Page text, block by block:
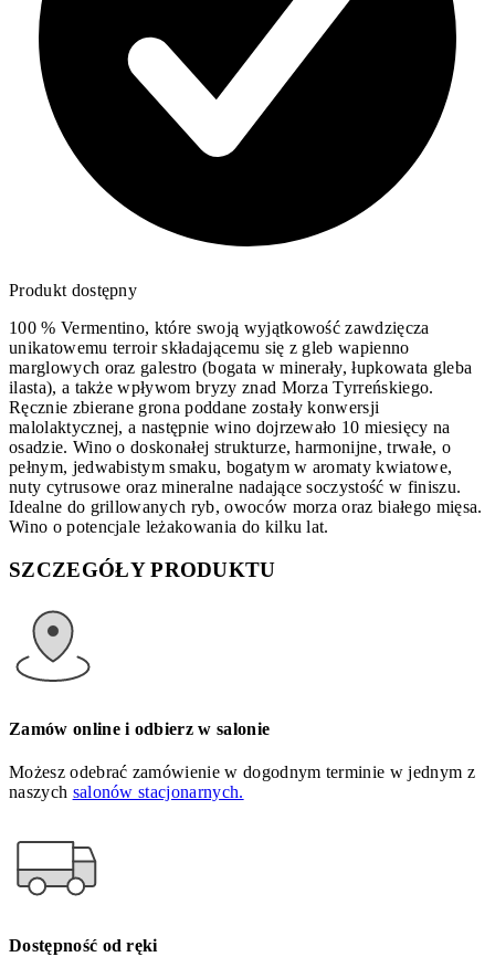
Produkt dostępny
100 % Vermentino, które swoją wyjątkowość zawdzięcza
unikatowemu terroir składającemu się z gleb wapienno
marglowych oraz galestro (bogata w minerały, łupkowata gleba
ilasta), a także wpływom bryzy znad Morza Tyrreńskiego.
Ręcznie zbierane grona poddane zostały konwersji
malolaktycznej, a następnie wino dojrzewało 10 miesięcy na
osadzie. Wino o doskonałej strukturze, harmonijne, trwałe, o
pełnym, jedwabistym smaku, bogatym w aromaty kwiatowe,
nuty cytrusowe oraz mineralne nadające soczystość w finiszu.
Idealne do grillowanych ryb, owoców morza oraz białego mięsa.
Wino o potencjale leżakowania do kilku lat.
SZCZEGÓŁY PRODUKTU
Zamów online i odbierz w salonie
Możesz odebrać zamówienie w dogodnym terminie w jednym z
naszych salonów stacjonarnych.
Dostępność od ręki